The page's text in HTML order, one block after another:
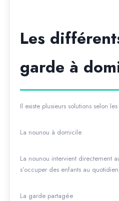
Les
garde à
Il existe plusieurs solutions selon
La nounou à domicile
La nounou intervient directement
s’occuper des enfants au
La garde partagée